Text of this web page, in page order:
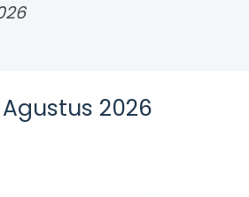
2026